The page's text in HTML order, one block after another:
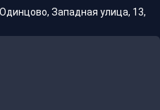
Западная улица, 13,